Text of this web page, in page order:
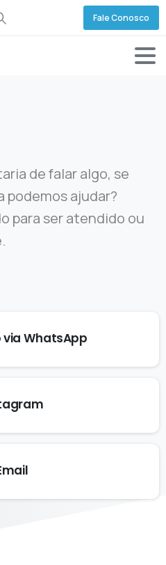
Fale Conosco
de falar algo, se
podemos ajudar?
para ser atendido ou
WhatsApp